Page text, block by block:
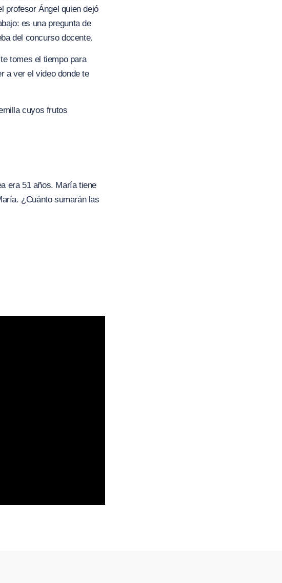
profesor Ángel quien dejó
es una pregunta de
del concurso docente.
tomes el tiempo para
a ver el video donde te
cuyos frutos
era 51 años. María tiene
¿Cuánto sumarán las